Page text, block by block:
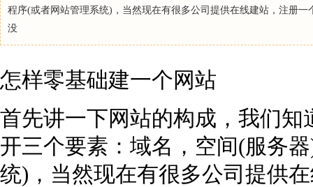
程序(或者网站管理系统)，当然现在有很多公司提供在线建站，注册
没
怎样零基础建一个网站
首先讲一下网站的构成，我们
开三个要素：域名，空间(服务
统)，当然现在有很多公司提供